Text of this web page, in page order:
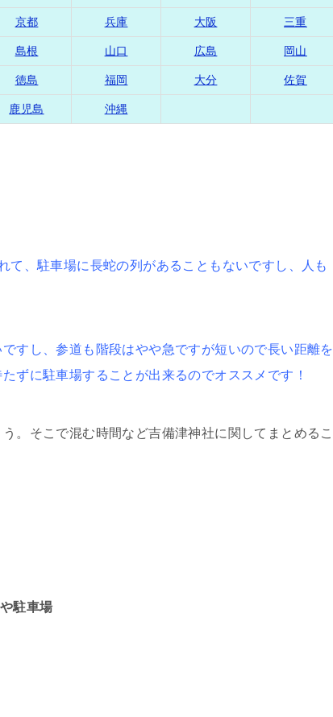
京都 兵庫 大阪 三重
島根 山口 広島 岡山
徳島 福岡 大分 佐賀
鹿児島 沖縄
て、駐車場に長蛇の列があることもないですし、人も
すし、参道も階段はやや急ですが短いので長い距離を
ずに駐車場することが出来るのでオススメです！
。そこで混む時間など吉備津神社に関してまとめるこ
駐車場